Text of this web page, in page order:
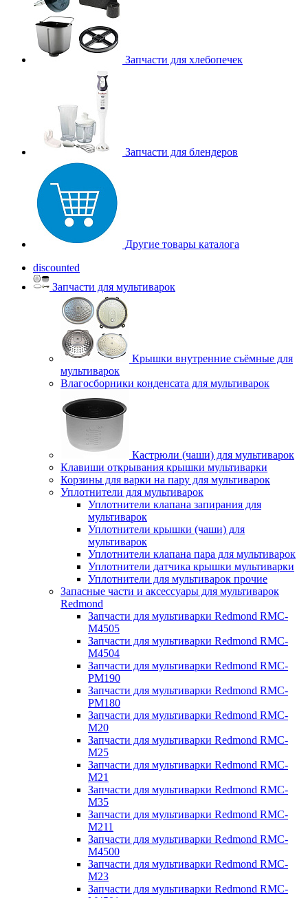
Запчасти для хлебопечек
Запчасти для блендеров
Другие товары каталога
discounted
Запчасти для мультиварок
Крышки внутренние съёмные для
мультиварок
Влагосборники конденсата для мультиварок
Кастрюли (чаши) для мультиварок
Клавиши открывания крышки мультиварки
Корзины для варки на пару для мультиварок
Уплотнители для мультиварок
Уплотнители клапана запирания для
мультиварок
Уплотнители крышки (чаши) для
мультиварок
Уплотнители клапана пара для мультиварок
Уплотнители датчика крышки мультиварки
Уплотнители для мультиварок прочие
Запасные части и аксессуары для мультиварок
Redmond
Запчасти для мультиварки Redmond RMC-
M4505
Запчасти для мультиварки Redmond RMC-
M4504
Запчасти для мультиварки Redmond RMC-
PM190
Запчасти для мультиварки Redmond RMC-
PM180
Запчасти для мультиварки Redmond RMC-
M20
Запчасти для мультиварки Redmond RMC-
M25
Запчасти для мультиварки Redmond RMC-
M21
Запчасти для мультиварки Redmond RMC-
M35
Запчасти для мультиварки Redmond RMC-
M211
Запчасти для мультиварки Redmond RMC-
M4500
Запчасти для мультиварки Redmond RMC-
M23
Запчасти для мультиварки Redmond RMC-